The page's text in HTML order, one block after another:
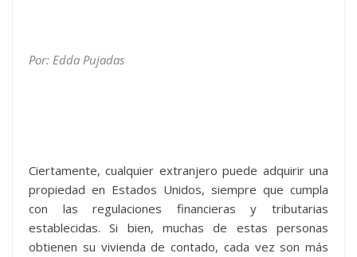
Por: Edda Pujadas
Ciertamente, cualquier extranjero puede adquirir una
propiedad en Estados Unidos, siempre que cumpla
con las regulaciones financieras y tributarias
establecidas. Si bien, muchas de estas personas
obtienen su vivienda de contado, cada vez son más